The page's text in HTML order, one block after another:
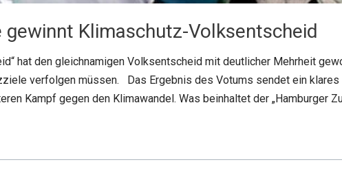
Klimaschutz-Volksentscheid
hat den gleichnamigen Volksentscheid mit deutlicher Mehrheit
verfolgen müssen. Das Ergebnis des Votums sendet ein klares
Kampf gegen den Klimawandel. Was beinhaltet der „Hamburger